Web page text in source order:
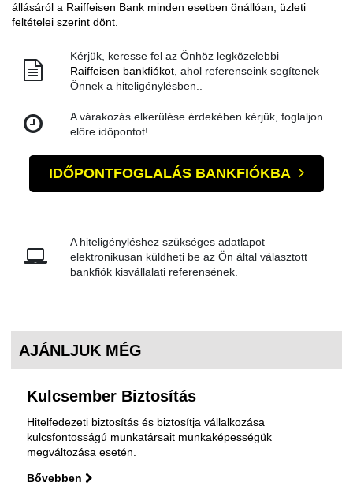
állásáról a Raiffeisen Bank minden esetben önállóan, üzleti
feltételei szerint dönt.
Kérjük, keresse fel az Önhöz legközelebbi
Raiffeisen bankfiókot, ahol referenseink segítenek
Önnek a hiteligénylésben..
A várakozás elkerülése érdekében kérjük, foglaljon
előre időpontot!
IDŐPONTFOGLALÁS BANKFIÓKBA
A hiteligényléshez szükséges adatlapot
elektronikusan küldheti be az Ön által választott
bankfiók kisvállalati referensének.
AJÁNLJUK MÉG
Kulcsember Biztosítás
Hitelfedezeti biztosítás és biztosítja vállalkozása
kulcsfontosságú munkatársait munkaképességük
megváltozása esetén.
Bővebben